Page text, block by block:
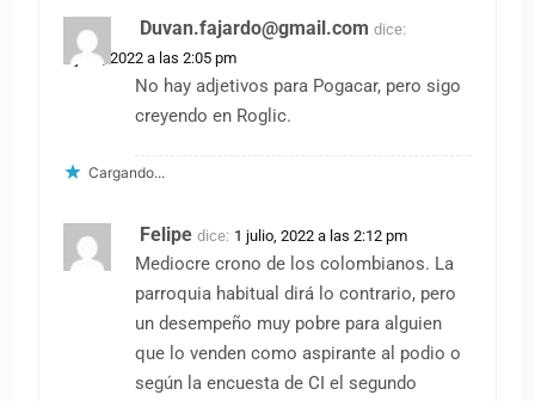
Duvan.fajardo@gmail.com dice:
1 julio, 2022 a las 2:05 pm
No hay adjetivos para Pogacar, pero sigo
creyendo en Roglic.
Cargando...
Felipe dice: 1 julio, 2022 a las 2:12 pm
Mediocre crono de los colombianos. La
parroquia habitual dirá lo contrario, pero
un desempeño muy pobre para alguien
que lo venden como aspirante al podio o
según la encuesta de CI el segundo